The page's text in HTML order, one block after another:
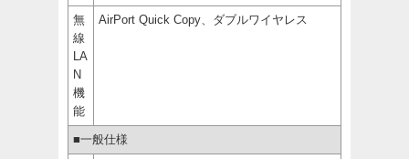
無
線
LA
N
機
能
AirPort Quick Copy、ダブルワイヤレス
■一般仕様